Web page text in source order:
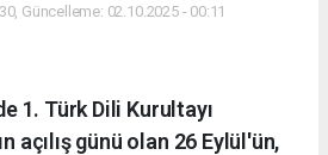
Güncelleme: 02.10.2025 - 00:11
1. Türk Dili Kurultayı
açılış günü olan 26 Eylül'ün,